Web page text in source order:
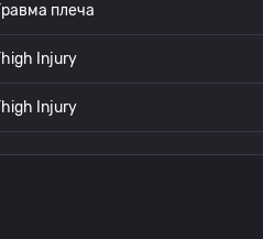
плеча
Injury
Injury